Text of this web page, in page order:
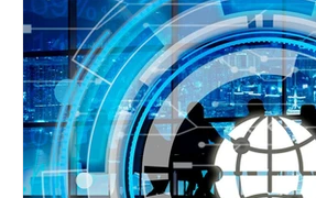
Ambasador Honorowy
Czasopismo "Prawda"